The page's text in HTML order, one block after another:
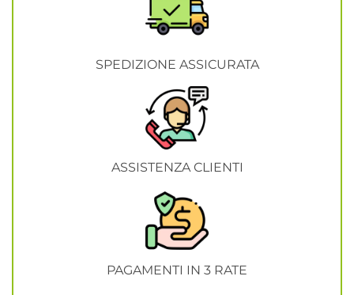
SPEDIZIONE ASSICURATA
ASSISTENZA CLIENTI
PAGAMENTI IN 3 RATE